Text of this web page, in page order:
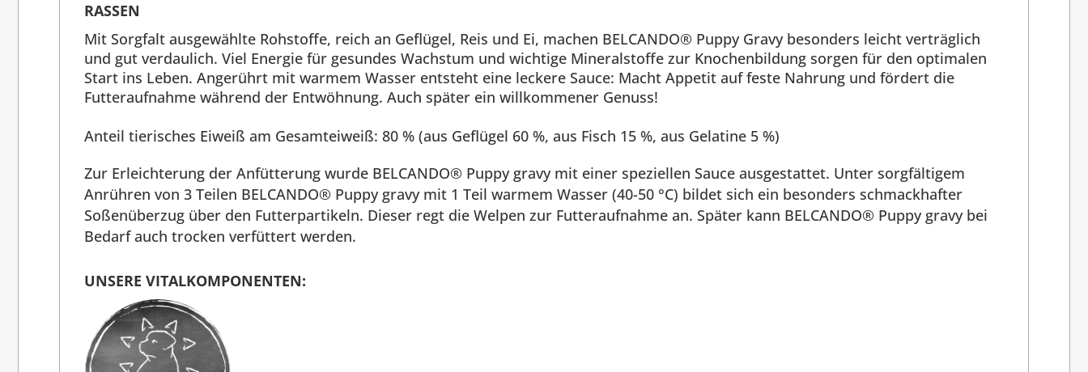
RASSEN
Mit Sorgfalt ausgewählte Rohstoffe, reich an Geflügel, Reis und Ei, machen BELCANDO® Puppy Gravy besonders leicht verträglich
und gut verdaulich. Viel Energie für gesundes Wachstum und wichtige Mineralstoffe zur Knochenbildung sorgen für den optimalen
Start ins Leben. Angerührt mit warmem Wasser entsteht eine leckere Sauce: Macht Appetit auf feste Nahrung und fördert die
Futteraufnahme während der Entwöhnung. Auch später ein willkommener Genuss!
Anteil tierisches Eiweiß am Gesamteiweiß: 80 % (aus Geflügel 60 %, aus Fisch 15 %, aus Gelatine 5 %)
Zur Erleichterung der Anfütterung wurde BELCANDO® Puppy gravy mit einer speziellen Sauce ausgestattet. Unter sorgfältigem
Anrühren von 3 Teilen BELCANDO® Puppy gravy mit 1 Teil warmem Wasser (40-50 °C) bildet sich ein besonders schmackhafter
Soßenüberzug über den Futterpartikeln. Dieser regt die Welpen zur Futteraufnahme an. Später kann BELCANDO® Puppy gravy bei
Bedarf auch trocken verfüttert werden.
UNSERE VITALKOMPONENTEN: